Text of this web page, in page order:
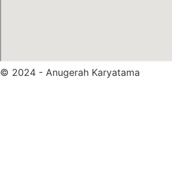
© 2024 - Anugerah Karyatama